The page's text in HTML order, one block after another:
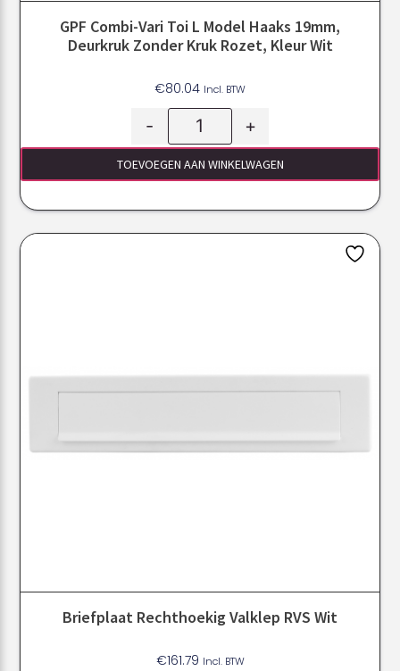
GPF Combi-Vari Toi L Model Haaks 19mm,
Deurkruk Zonder Kruk Rozet, Kleur Wit
€80.04 Incl. BTW
- +
TOEVOEGEN AAN WINKELWAGEN
Briefplaat Rechthoekig Valklep RVS Wit
€161.79 Incl. BTW